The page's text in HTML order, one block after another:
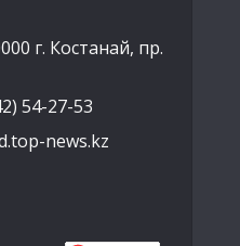
г. Костанай, пр.
54-27-53
news.kz